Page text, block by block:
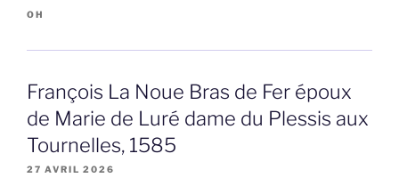
OH
François La Noue Bras de Fer époux
de Marie de Luré dame du Plessis aux
Tournelles, 1585
27 AVRIL 2026